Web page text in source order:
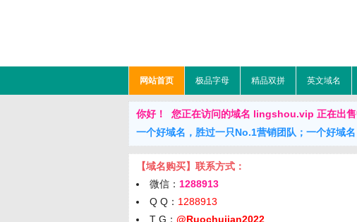
网站首页 极品字母 精品双拼 英文域名
你好！ 您正在访问的域名 lingshou.vip 正在出
一个好域名，胜过一只No.1营销团队；一个好域
【域名购买】联系方式：
微信： 1288913
Q Q： 1288913
T G： @Ruochujian2022